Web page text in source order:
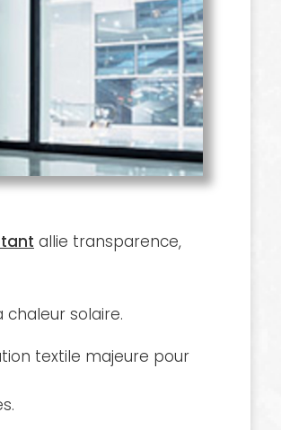
allie transparence,
solaire.
textile majeure pour